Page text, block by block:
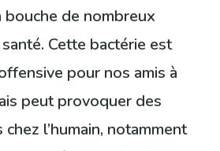
de nombreux
Cette bactérie est
pour nos amis à
peut provoquer des
l’humain, notamment